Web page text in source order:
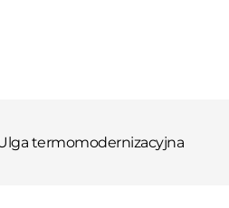
termomodernizacyjna